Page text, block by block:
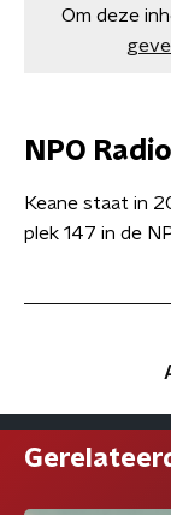
Om deze
NPO
Keane staat in
plek 147 in de